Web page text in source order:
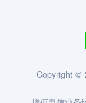
Copyright ©